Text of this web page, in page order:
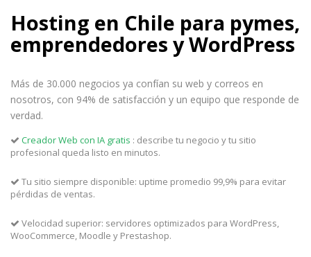
Hosting en Chile para pymes,
emprendedores y WordPress
Más de 30.000 negocios ya confían su web y correos en
nosotros, con 94% de satisfacción y un equipo que responde de
verdad.
Creador Web con IA gratis : describe tu negocio y tu sitio
profesional queda listo en minutos.
Tu sitio siempre disponible: uptime promedio 99,9% para evitar
pérdidas de ventas.
Velocidad superior: servidores optimizados para WordPress,
WooCommerce, Moodle y Prestashop.